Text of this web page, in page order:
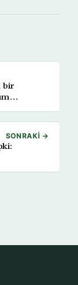
bir
SONRAKI →